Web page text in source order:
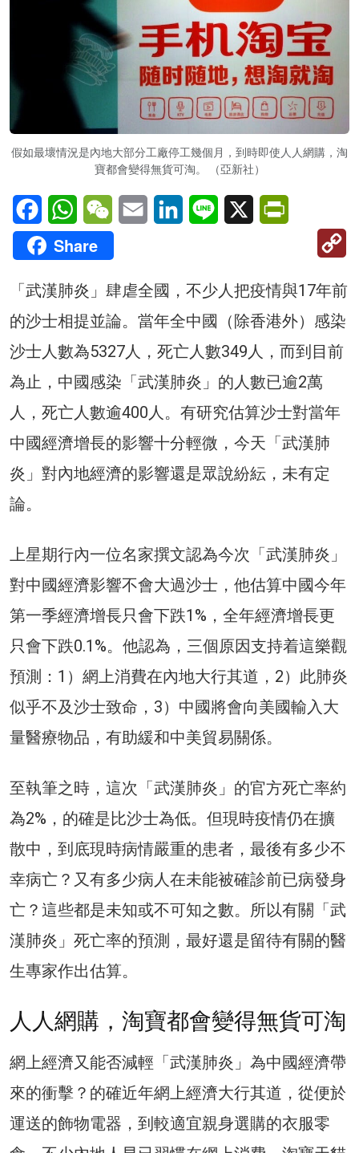
假如最壞情況是內地大部分工廠停工幾個月，到時即使人人網購，淘
寶都會變得無貨可淘。 （亞新社）
FacebookWhatsAppWeChatEmail LinkedInLine X
Share
「武漢肺炎」肆虐全國，不少人把疫情與17年前
的沙士相提並論。當年全中國（除香港外）感染
沙士人數為5327人，死亡人數349人，而到目前
為止，中國感染「武漢肺炎」的人數已逾2萬
人，死亡人數逾400人。有研究估算沙士對當年
中國經濟增長的影響十分輕微，今天「武漢肺
炎」對內地經濟的影響還是眾說紛紜，未有定
論。
上星期行內一位名家撰文認為今次「武漢肺炎」
對中國經濟影響不會大過沙士，他估算中國今年
第一季經濟增長只會下跌1%，全年經濟增長更
只會下跌0.1%。他認為，三個原因支持着這樂觀
預測：1）網上消費在內地大行其道，2）此肺炎
似乎不及沙士致命，3）中國將會向美國輸入大
量醫療物品，有助緩和中美貿易關係。
至執筆之時，這次「武漢肺炎」的官方死亡率約
為2%，的確是比沙士為低。但現時疫情仍在擴
散中，到底現時病情嚴重的患者，最後有多少不
幸病亡？又有多少病人在未能被確診前已病發身
亡？這些都是未知或不可知之數。所以有關「武
漢肺炎」死亡率的預測，最好還是留待有關的醫
生專家作出估算。
人人網購，淘寶都會變得無貨可淘
網上經濟又能否減輕「武漢肺炎」為中國經濟帶
來的衝擊？的確近年網上經濟大行其道，從便於
運送的飾物電器，到較適宜親身選購的衣服零